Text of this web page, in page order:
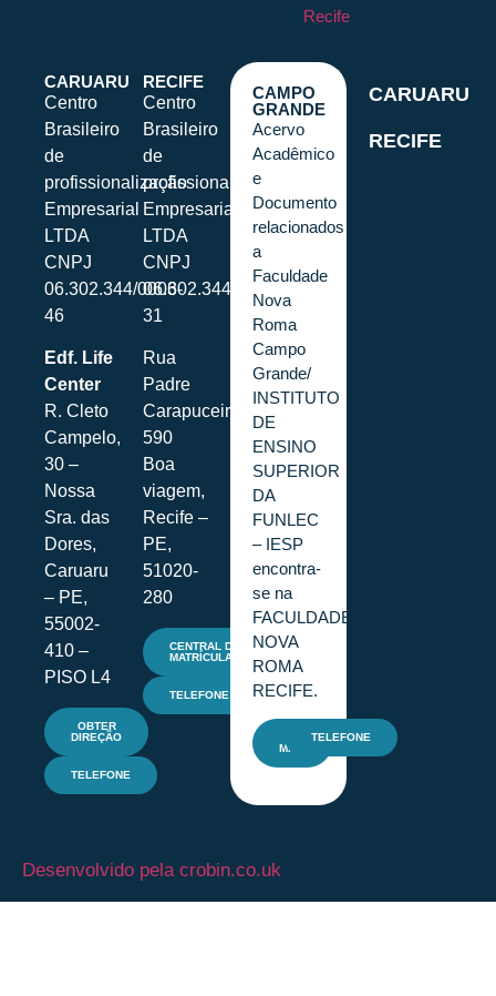
Recife
CARUARU
Centro
Brasileiro
de
profissionalização
Empresarial
LTDA
CNPJ
06.302.344/0006-
46
Edf. Life
Center
R. Cleto
Campelo,
30 –
Nossa
Sra. das
Dores,
Caruaru
– PE,
55002-
410 –
PISO L4
OBTER
DIREÇÃO
TELEFONE
RECIFE
Centro
Brasileiro
de
profissionalização
Empresarial
LTDA
CNPJ
06.302.344/0001-
31
Rua
Padre
Carapuceiro,
590
Boa
viagem,
Recife –
PE,
51020-
280
CENTRAL DE
MATRÍCULAS
TELEFONE
CAMPO
GRANDE
Acervo
Acadêmico
e
Documento
relacionados
a
Faculdade
Nova
Roma
Campo
Grande/
INSTITUTO
DE
ENSINO
SUPERIOR
DA
FUNLEC
– IESP
encontra-
se na
FACULDADE
NOVA
ROMA
RECIFE.
MAIL
TELEFONE
CARUARU
RECIFE
Desenvolvido pela crobin.co.uk